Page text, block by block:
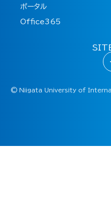
ポータル
Office365
©Niigata University of